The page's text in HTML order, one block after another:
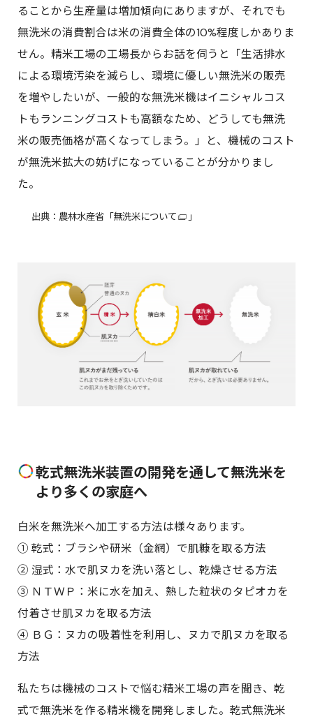
ることから生産量は増加傾向にありますが、それでも
無洗米の消費割合は米の消費全体の10%程度しかありま
せん。精米工場の工場長からお話を伺うと「生活排水
による環境汚染を減らし、環境に優しい無洗米の販売
を増やしたいが、一般的な無洗米機はイニシャルコス
トもランニングコストも高額なため、どうしても無洗
米の販売価格が高くなってしまう。」と、機械のコスト
が無洗米拡大の妨げになっていることが分かりまし
た。
出典：農林水産省「無洗米について 」
乾式無洗米装置の開発を通して無洗米を
より多くの家庭へ
白米を無洗米へ加工する方法は様々あります。
① 乾式：ブラシや研米（金網）で肌糠を取る方法
② 湿式：水で肌ヌカを洗い落とし、乾燥させる方法
③ ＮＴＷＰ：米に水を加え、熱した粒状のタピオカを
付着させ肌ヌカを取る方法
④ ＢＧ：ヌカの吸着性を利用し、ヌカで肌ヌカを取る
方法
私たちは機械のコストで悩む精米工場の声を聞き、乾
式で無洗米を作る精米機を開発しました。乾式無洗米